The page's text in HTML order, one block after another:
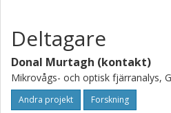
Deltagare
Donal Murtagh (kontakt)
Mikrovågs- och optisk fjärranalys,
Andra projekt Forskning